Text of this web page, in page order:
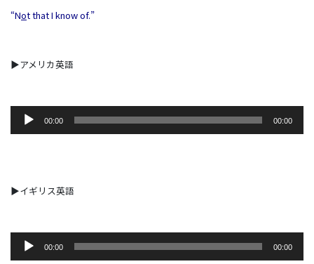
“Not that I know of.”
▶アメリカ英語
ヤ
00:00 00:00
▶イギリス英語
00:00 00:00